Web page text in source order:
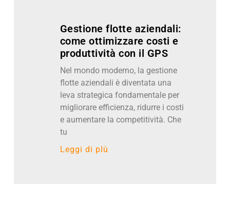
Gestione flotte aziendali:
come ottimizzare costi e
produttività con il GPS
Nel mondo moderno, la gestione
flotte aziendali è diventata una
leva strategica fondamentale per
migliorare efficienza, ridurre i costi
e aumentare la competitività. Che
tu
Leggi di pIù